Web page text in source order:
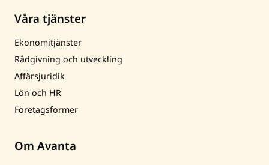
Våra tjänster
Ekonomitjänster
Rådgivning och utveckling
Affärsjuridik
Lön och HR
Företagsformer
Om Avanta